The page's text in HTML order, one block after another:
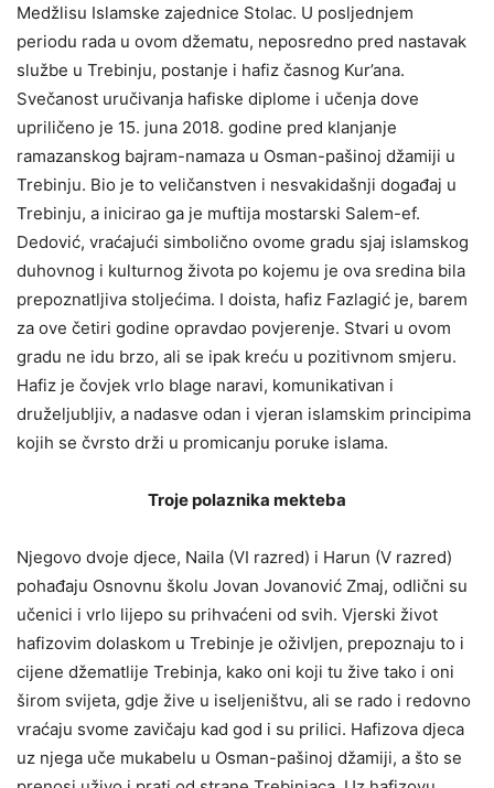
Medžlisu Islamske zajednice Stolac. U posljednjem
periodu rada u ovom džematu, neposredno pred nastavak
službe u Trebinju, postanje i hafiz časnog Kur’ana.
Svečanost uručivanja hafiske diplome i učenja dove
upriličeno je 15. juna 2018. godine pred klanjanje
ramazanskog bajram-namaza u Osman-pašinoj džamiji u
Trebinju. Bio je to veličanstven i nesvakidašnji događaj u
Trebinju, a inicirao ga je muftija mostarski Salem-ef.
Dedović, vraćajući simbolično ovome gradu sjaj islamskog
duhovnog i kulturnog života po kojemu je ova sredina bila
prepoznatljiva stoljećima. I doista, hafiz Fazlagić je, barem
za ove četiri godine opravdao povjerenje. Stvari u ovom
gradu ne idu brzo, ali se ipak kreću u pozitivnom smjeru.
Hafiz je čovjek vrlo blage naravi, komunikativan i
druželjubljiv, a nadasve odan i vjeran islamskim principima
kojih se čvrsto drži u promicanju poruke islama.
Troje polaznika mekteba
Njegovo dvoje djece, Naila (VI razred) i Harun (V razred)
pohađaju Osnovnu školu Jovan Jovanović Zmaj, odlični su
učenici i vrlo lijepo su prihvaćeni od svih. Vjerski život
hafizovim dolaskom u Trebinje je oživljen, prepoznaju to i
cijene džematlije Trebinja, kako oni koji tu žive tako i oni
širom svijeta, gdje žive u iseljeništvu, ali se rado i redovno
vraćaju svome zavičaju kad god i su prilici. Hafizova djeca
uz njega uče mukabelu u Osman-pašinoj džamiji, a što se